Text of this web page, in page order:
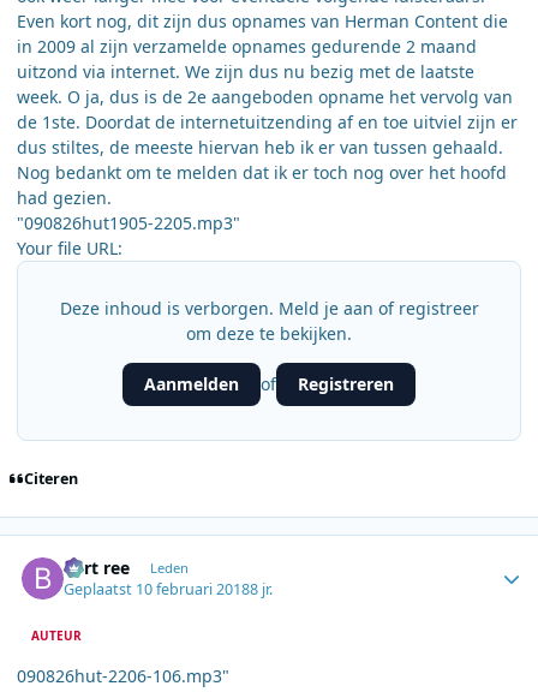
Even kort nog, dit zijn dus opnames van Herman Content die
in 2009 al zijn verzamelde opnames gedurende 2 maand
uitzond via internet. We zijn dus nu bezig met de laatste
week. O ja, dus is de 2e aangeboden opname het vervolg van
de 1ste. Doordat de internetuitzending af en toe uitviel zijn er
dus stiltes, de meeste hiervan heb ik er van tussen gehaald.
Nog bedankt om te melden dat ik er toch nog over het hoofd
had gezien.
"090826hut1905-2205.mp3"
Your file URL:
Deze inhoud is verborgen. Meld je aan of registreer
om deze te bekijken.
Aanmelden of Registreren
Citeren
bert ree Leden
Geplaatst 10 februari 20188 jr.
AUTEUR
090826hut-2206-106.mp3"